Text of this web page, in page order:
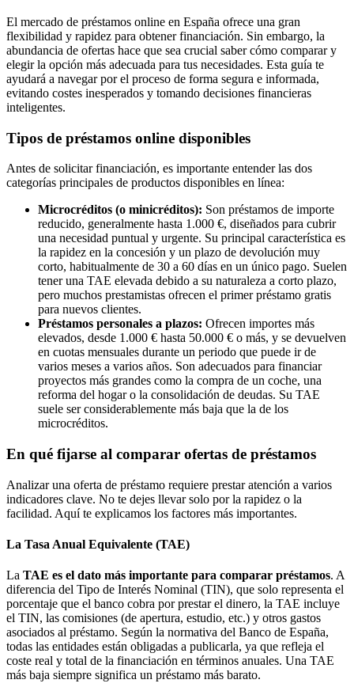
El mercado de préstamos online en España ofrece una gran
flexibilidad y rapidez para obtener financiación. Sin embargo, la
abundancia de ofertas hace que sea crucial saber cómo comparar y
elegir la opción más adecuada para tus necesidades. Esta guía te
ayudará a navegar por el proceso de forma segura e informada,
evitando costes inesperados y tomando decisiones financieras
inteligentes.
Tipos de préstamos online disponibles
Antes de solicitar financiación, es importante entender las dos
categorías principales de productos disponibles en línea:
Microcréditos (o minicréditos): Son préstamos de importe
reducido, generalmente hasta 1.000 €, diseñados para cubrir
una necesidad puntual y urgente. Su principal característica es
la rapidez en la concesión y un plazo de devolución muy
corto, habitualmente de 30 a 60 días en un único pago. Suelen
tener una TAE elevada debido a su naturaleza a corto plazo,
pero muchos prestamistas ofrecen el primer préstamo gratis
para nuevos clientes.
Préstamos personales a plazos: Ofrecen importes más
elevados, desde 1.000 € hasta 50.000 € o más, y se devuelven
en cuotas mensuales durante un periodo que puede ir de
varios meses a varios años. Son adecuados para financiar
proyectos más grandes como la compra de un coche, una
reforma del hogar o la consolidación de deudas. Su TAE
suele ser considerablemente más baja que la de los
microcréditos.
En qué fijarse al comparar ofertas de préstamos
Analizar una oferta de préstamo requiere prestar atención a varios
indicadores clave. No te dejes llevar solo por la rapidez o la
facilidad. Aquí te explicamos los factores más importantes.
La Tasa Anual Equivalente (TAE)
La TAE es el dato más importante para comparar préstamos. A
diferencia del Tipo de Interés Nominal (TIN), que solo representa el
porcentaje que el banco cobra por prestar el dinero, la TAE incluye
el TIN, las comisiones (de apertura, estudio, etc.) y otros gastos
asociados al préstamo. Según la normativa del Banco de España,
todas las entidades están obligadas a publicarla, ya que refleja el
coste real y total de la financiación en términos anuales. Una TAE
más baja siempre significa un préstamo más barato.